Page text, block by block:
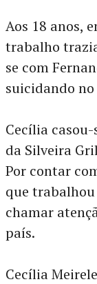
Aos 18 anos,
trabalho
se com
suicidando no
Cecília
da Silveira
Por contar
que
chamar
país.
Cecília